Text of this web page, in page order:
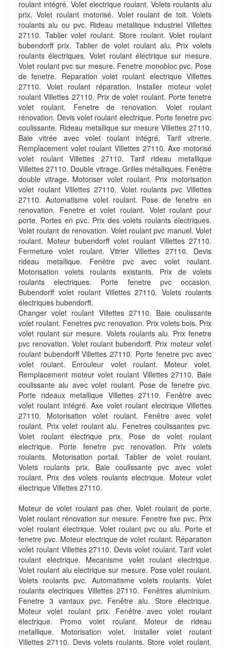
roulant intégré. Volet electrique roulant. Volets roulants alu
prix. Volet roulant motorisé. Volet roulant de toit. Volets
roulants alu ou pvc. Rideau metallique industriel Villettes
27110. Tablier volet roulant. Store roulant. Volet roulant
bubendorff prix. Tablier de volet roulant alu. Prix volets
roulants électriques. Volet roulant électrique sur mesure.
Volet roulant pvc sur mesure. Fenetre monobloc pvc. Pose
de fenetre. Reparation volet roulant electrique Villettes
27110. Volet roulant réparation. Installer moteur volet
roulant Villettes 27110. Prix de volet roulant. Porte fenetre
volet roulant. Fenetre de renovation. Volet roulant
rénovation. Devis volet roulant electrique. Porte fenetre pvc
coulissante. Rideau metallique sur mesure Villettes 27110.
Baie vitrée avec volet roulant intégré. Tarif vitrerie.
Remplacement volet roulant Villettes 27110. Axe motorisé
volet roulant Villettes 27110. Tarif rideau metallique
Villettes 27110. Double vitrage. Grilles métalliques. Fenêtre
double vitrage. Motoriser volet roulant. Prix motorisation
volet roulant Villettes 27110. Volet roulants pvc Villettes
27110. Automatisme volet roulant. Pose de fenetre en
renovation. Fenetre et volet roulant. Volet roulant pour
porte. Portes en pvc. Prix des volets roulants électriques.
Volet roulant de renovation. Volet roulant pvc manuel. Volet
roulant. Moteur bubendorff volet roulant Villettes 27110.
Fermeture volet roulant. Vitrier Villettes 27110. Devis
rideau metallique. Fenêtre pvc avec volet roulant.
Motorisation volets roulants existants. Prix de volets
roulants electriques. Porte fenetre pvc occasion.
Bubendorff volet roulant Villettes 27110. Volets roulants
électriques bubendorff.
Changer volet roulant Villettes 27110. Baie coulissante
volet roulant. Fenetres pvc renovation. Prix volets bois. Prix
volet roulant sur mesure. Volets roulants alu. Prix fenetre
pvc renovation. Volet roulant bubendorff. Prix moteur volet
roulant bubendorff Villettes 27110. Porte fenetre pvc avec
volet roulant. Enrouleur volet roulant. Moteur volet.
Remplacement moteur volet roulant Villettes 27110. Baie
coulissante alu avec volet roulant. Pose de fenetre pvc.
Porte rideaux metallique Villettes 27110. Fenêtre avec
volet roulant intégré. Axe volet roulant electrique Villettes
27110. Motorisation volet roulant. Fenêtre avec volet
roulant. Prix volet roulant alu. Fenetres coulissantes pvc.
Volet roulant électrique prix. Pose de volet roulant
electrique. Porte fenetre pvc renovation. Prix volets
roulants. Motorisation portail. Tablier de volet roulant.
Volets roulants prix. Baie coulissante pvc avec volet
roulant. Prix des volets roulants electrique. Moteur volet
électrique Villettes 27110.
Moteur de volet roulant pas cher. Volet roulant de porte.
Volet roulant rénovation sur mesure. Fenetre fixe pvc. Prix
volet roulant électrique. Volet roulant pvc ou alu. Porte et
fenetre pvc. Moteur electrique de volet roulant. Réparation
volet roulant Villettes 27110. Devis volet roulant. Tarif volet
roulant electrique. Mecanisme volet roulant electrique.
Volet roulant alu electrique sur mesure. Pose volet roulant.
Volets roulants pvc. Automatisme volets roulants. Volet
roulants electriques Villettes 27110. Fenêtres aluminium.
Fenetre 3 vantaux pvc. Fenêtre alu. Store électrique.
Moteur volet roulant prix. Fenêtre avec volet roulant
électrique. Promo volet roulant. Moteur de rideau
metallique. Motorisation volet. Installer volet roulant
Villettes 27110. Devis volets roulants. Store volet roulant.